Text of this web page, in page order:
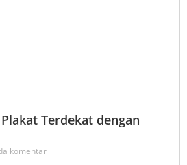
Terdekat dengan
komentar